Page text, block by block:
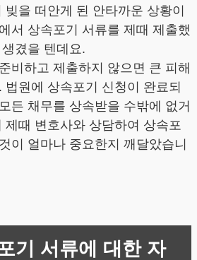
을 떠안게 된 안타까운 상황이
서 상속포기 서류를 제때 제출했
겼을 텐데요.
비하고 제출하지 않으면 큰 피해
원에 상속포기 신청이 완료되
든 채무를 상속받을 수밖에 없거
제때 변호사와 상담하여 상속포
이 얼마나 중요한지 깨달았습니
기 서류에 대한 자